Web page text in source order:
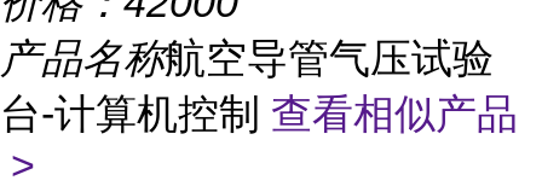
产品名称航空导管气压试验
台-计算机控制 查看相似产品
>